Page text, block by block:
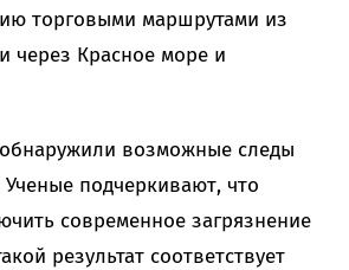
торговыми маршрутами из
через Красное море и
возможные следы
Ученые подчеркивают, что
современное загрязнение
результат соответствует